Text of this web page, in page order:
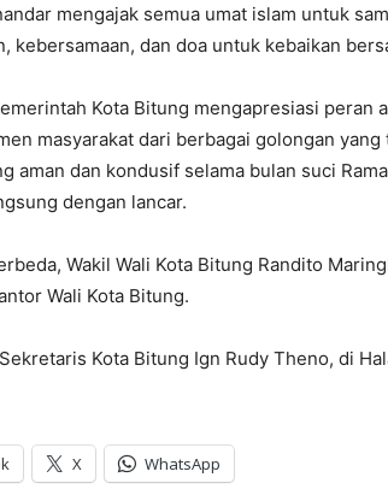
mengajak semua umat islam untuk
kebersamaan, dan doa untuk kebaikan
Kota Bitung mengapresiasi peran
masyarakat dari berbagai golongan
aman dan kondusif selama bulan suci
dengan lancar.
Wakil Wali Kota Bitung Randito
Wali Kota Bitung.
Kota Bitung Ign Rudy Theno, di
X WhatsApp